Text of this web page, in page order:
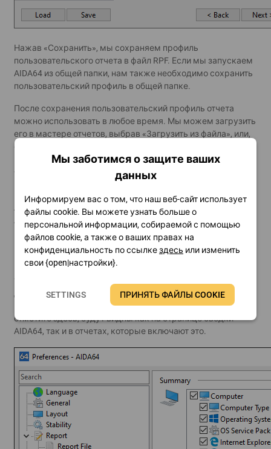
Нажав «Сохранить», мы сохраняем профиль
пользовательского отчета в файл RPF. Если мы запускаем
AIDA64 из общей папки, нам также необходимо сохранить
пользовательский профиль в общей папке.
После сохранения пользовательский профиль отчета
можно использовать в любое время. Мы можем загрузить
его в мастере отчетов, выбрав «Загрузить из файла», или,
если мы используем параметры командной строки, мы
можем указать AIDA64 загрузить его, используя /CUSTOM
<path> вариант.
Пример: \\SRVR2012\Shares\AIDA64Business\aida64.exe /R
/DATABASE
/CUSTOM \\SRVR2012\Shares\AIDA64Business\profile.rpf
Если мы включили СтраницаКомпьютер / Сводка
нашем профиле отчета, но нам не нужна вся
информация, содержащаяся на этой странице по
Для этого перейдите в разделФайл/Настройки/Сводка
выберите нужные компоненты. Элементы, которые вы
отметите здесь, будут видны как на странице сводки
AIDA64, так и в отчетах, которые включают это.
Мы заботимся о защите ваших
данных
Информируем вас о том, что наш веб-сайт использует
файлы cookie. Вы можете узнать больше о
персональной информации, собираемой с помощью
файлов cookie, а также о ваших правах на
конфиденциальность по ссылкездесь или изменить
свои {open|настройки}.
SETTINGS ПРИНЯТЬ ФАЙЛЫ COOKIE